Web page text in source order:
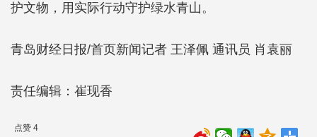
护文物，用实际行动守护绿水青山。
青岛财经日报/首页新闻记者 王泽佩 通讯员 肖袁丽
责任编辑：崔现香
点赞 4